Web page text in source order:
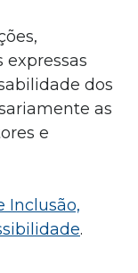
expressas
dos
as
e
Inclusão,
.